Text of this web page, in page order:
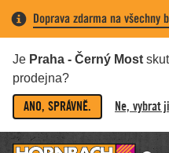
Doprava zdarma na všechny
Je Praha - Černý Most
prodejna?
ANO, SPRÁVNĚ. Ne, vybrat